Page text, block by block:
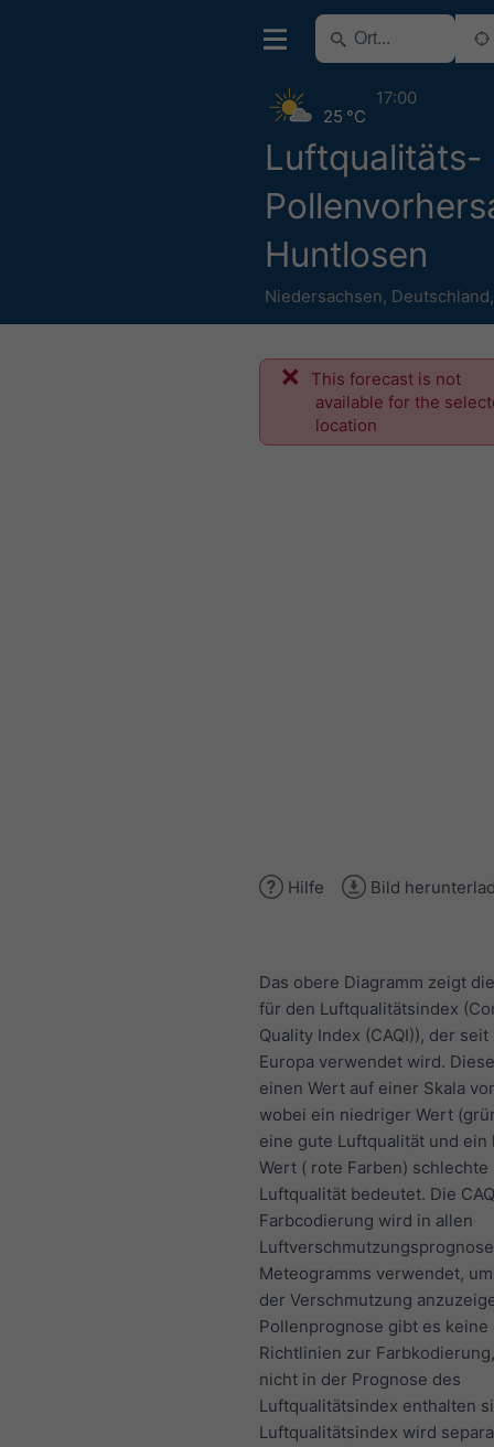
Luftqualitäts-
Huntlosen
Niedersachsen, Deutschland
25 °C
17:00
This forecast is not
available for the
location
Hilfe Bild
Das obere Diagramm zeigt
für den Luftqualitätsindex
Quality Index (CAQI)), der
Europa verwendet wird.
einen Wert auf einer Skala
wobei ein niedriger Wert
eine gute Luftqualität und ein
Wert ( rote Farben) schlechte
Luftqualität bedeutet. Die
Farbcodierung wird in allen
Meteogramms verwendet,
der Verschmutzung
Pollenprognose gibt es
Richtlinien zur
nicht in der Prognose des
Luftqualitätsindex enthalten
Luftqualitätsindex wird